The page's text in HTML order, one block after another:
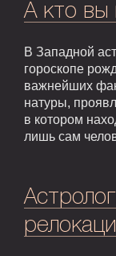
А кто вы
В Западной
гороскопе
важнейших
натуры,
в котором
лишь сам